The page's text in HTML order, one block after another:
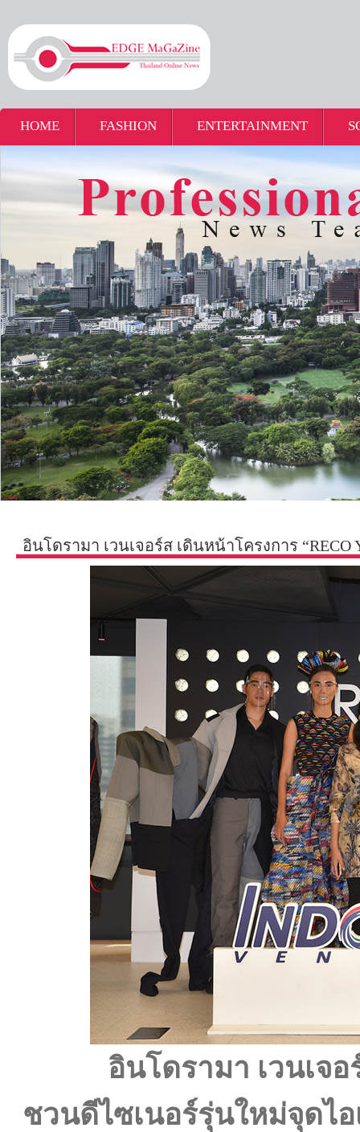
HOME FASHION ENTERTAINMENT
อินโดรามา เวนเจอร์ส เดินหน้าโครงการ “RECO
อินโดรามา เวนเจ
ชวนดีไซเนอร์รุ่นใหม่จุดไ